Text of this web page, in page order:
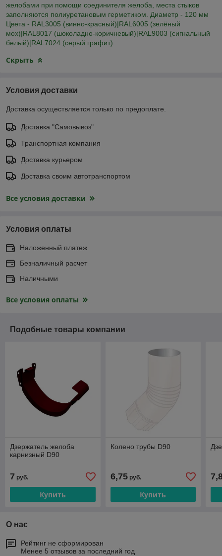
желобами при помощи соединителя желоба, места стыков
заполняются полиуретановым герметиком. Диаметр - 120 мм
Цвета - RAL3005 (винно-красный)|RAL6005 (зелёный
мох)|RAL8017 (шоколадно-коричневый)|RAL9003 (cигнальный
белый)|RAL7024 (серый графит)
Скрыть
Условия доставки
Доставка осуществляется только по предоплате.
Доставка "Самовывоз"
Транспортная компания
Доставка курьером
Доставка своим автотранспортом
Все условия доставки
Условия оплаты
Наложенный платеж
Безналичный расчет
Наличными
Все условия оплаты
Подобные товары компании
Дзержатель желоба
карнизный D90
7 руб.
Купить
Колено трубы D90
6,75руб.
Купить
О нас
Рейтинг не сформирован
Менее 5 отзывов за последний год